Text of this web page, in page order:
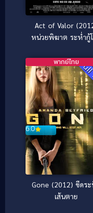
Act of Valor
หน่วยพิฆาต ระห่ำกู้
6.0
พากย์ไทย
Gone (2012) ขีดร
เส้นตาย